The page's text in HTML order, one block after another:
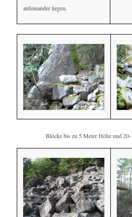
aufeinander liegen.
Blöcke bis zu 5 Meter Höhe und 20-